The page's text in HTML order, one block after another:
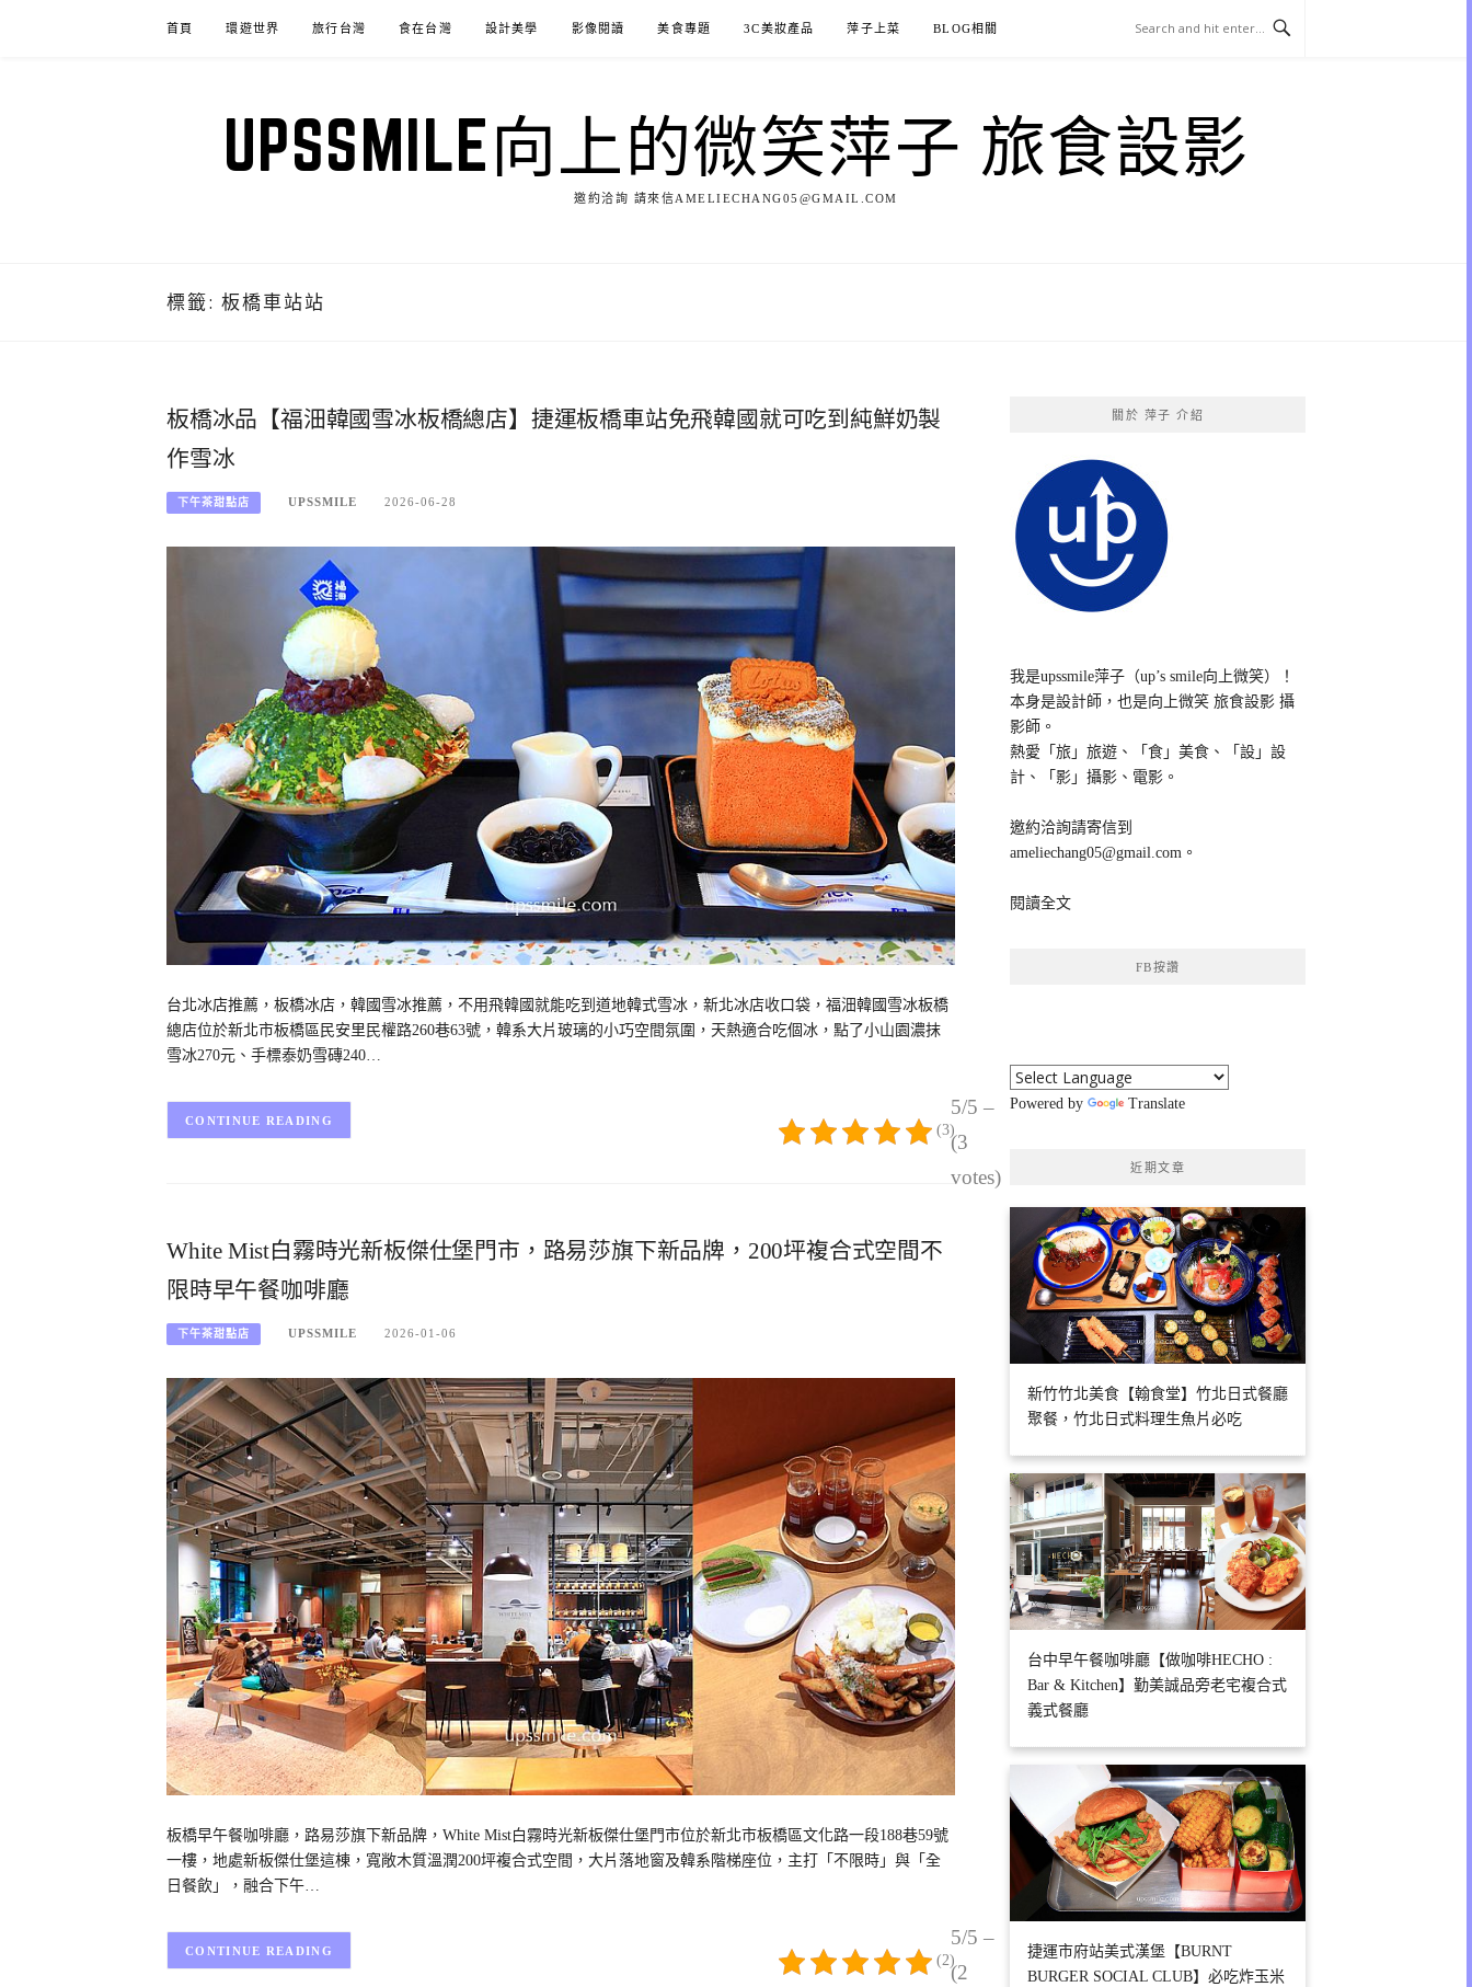
首頁 環遊世界 旅行台灣 食在台灣 設計美學 影像閱讀 美食專題 3C美妝產品 萍子上菜 BLOG相關
UPSSMILE向上的微笑萍子 旅食設影
邀約洽詢 請來信AMELIECHANG05@GMAIL.COM
標籤: 板橋車站站
板橋冰品【福沺韓國雪冰板橋總店】捷運板橋車站免飛韓國就可吃到純鮮奶製
作雪冰
下午茶甜點店 UPSSMILE 2026-06-28
台北冰店推薦，板橋冰店，韓國雪冰推薦，不用飛韓國就能吃到道地韓式雪冰，新北冰店收口袋，福沺韓國雪冰板橋
總店位於新北市板橋區民安里民權路260巷63號，韓系大片玻璃的小巧空間氛圍，天熱適合吃個冰，點了小山園濃抹
雪冰270元、手標泰奶雪磚240…
5/5 –
(3
votes)
(3)
CONTINUE READING
White Mist白霧時光新板傑仕堡門市，路易莎旗下新品牌，200坪複合式空間不
限時早午餐咖啡廳
下午茶甜點店 UPSSMILE 2026-01-06
板橋早午餐咖啡廳，路易莎旗下新品牌，White Mist白霧時光新板傑仕堡門市位於新北市板橋區文化路一段188巷59號
一樓，地處新板傑仕堡這棟，寬敞木質溫潤200坪複合式空間，大片落地窗及韓系階梯座位，主打「不限時」與「全
日餐飲」，融合下午…
5/5 –
(2
(2)
CONTINUE READING
關於 萍子 介紹
我是upssmile萍子（up’s smile向上微笑）！
本身是設計師，也是向上微笑 旅食設影 攝
影師。
熱愛「旅」旅遊、「食」美食、「設」設
計、「影」攝影、電影。
邀約洽詢請寄信到
ameliechang05@gmail.com。
閱讀全文
FB按讚
Powered by Translate
近期文章
新竹竹北美食【翰食堂】竹北日式餐廳
聚餐，竹北日式料理生魚片必吃
台中早午餐咖啡廳【做咖啡HECHO :
Bar & Kitchen】勤美誠品旁老宅複合式
義式餐廳
捷運市府站美式漢堡【BURNT
BURGER SOCIAL CLUB】必吃炸玉米